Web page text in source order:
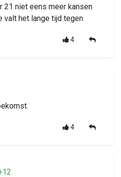
21 niet eens meer kansen
valt het lange tijd tegen
4
4